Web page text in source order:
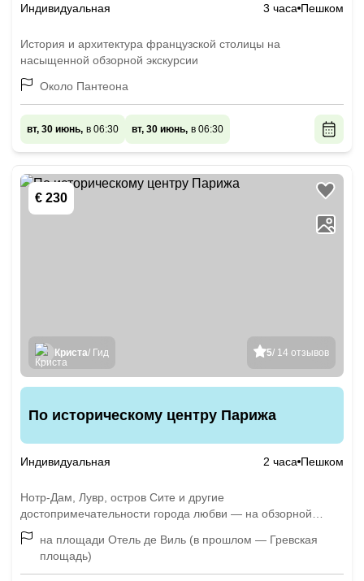
Индивидуальная 3 часа Пешком
История и архитектура французской столицы на
насыщенной обзорной экскурсии
Около Пантеона
вт, 30 июнь, в 06:30 вт, 30 июнь, в 06:30
€ 230
5/ 14 отзывов
Криста/ Гид
По историческому центру Парижа
Индивидуальная 2 часа Пешком
Нотр-Дам, Лувр, остров Сите и другие
достопримечательности города любви — на обзорной
прогулке
на площади Отель де Виль (в прошлом — Гревская
площадь)